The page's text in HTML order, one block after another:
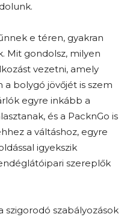
e téren, gyakran
Mit gondolsz, milyen
vezetni, amely
bolygó jövőjét is szem
egyre inkább a
és a PacknGo is
a váltáshoz, egyre
igyekszik
szereplők
szigorodó szabályozások